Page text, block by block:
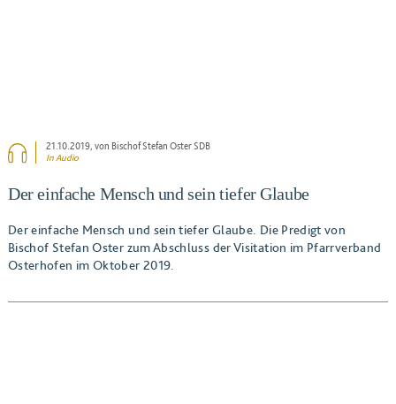
21.10.2019, von Bischof Stefan Oster SDB
In Audio
Der einfache Mensch und sein tiefer Glaube
Der einfache Mensch und sein tiefer Glaube. Die Predigt von
Bischof Stefan Oster zum Abschluss der Visitation im Pfarrverband
Osterhofen im Oktober 2019.